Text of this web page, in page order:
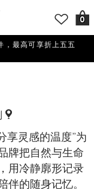
0
最高可享折上五五
享灵感的温度”为
牌把自然与生命
用冷静廓形记录
的随身记忆。